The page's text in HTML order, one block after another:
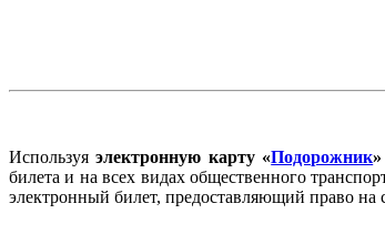
Используяэлектронную карту «Подорожник
билета и на всех видах общественного
электронный билет, предоставляющий право